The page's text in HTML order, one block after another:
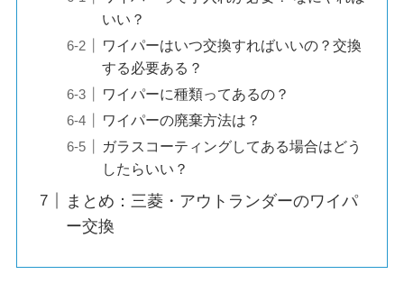
いい？
ワイパーはいつ交換すればいいの？交換
する必要ある？
ワイパーに種類ってあるの？
ワイパーの廃棄方法は？
ガラスコーティングしてある場合はどう
したらいい？
まとめ：三菱・アウトランダーのワイパ
ー交換